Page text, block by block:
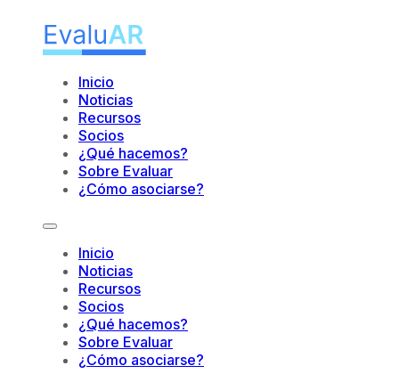
Inicio
Noticias
Recursos
Socios
¿Qué hacemos?
Sobre Evaluar
¿Cómo asociarse?
Inicio
Noticias
Recursos
Socios
¿Qué hacemos?
Sobre Evaluar
¿Cómo asociarse?